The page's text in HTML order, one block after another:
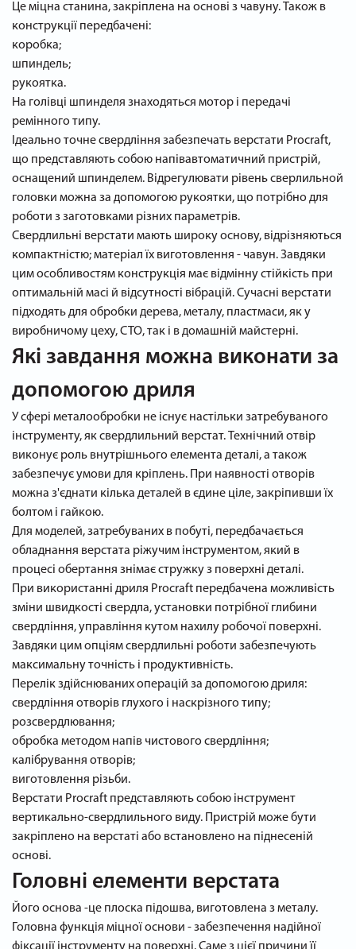
Це міцна станина, закріплена на основі з чавуну. Також в
конструкції передбачені:
коробка;
шпиндель;
рукоятка.
На голівці шпинделя знаходяться мотор і передачі
ремінного типу.
Ідеально точне свердління забезпечать верстати Procraft,
що представляють собою напівавтоматичний пристрій,
оснащений шпинделем. Відрегулювати рівень сверлильной
головки можна за допомогою рукоятки, що потрібно для
роботи з заготовками різних параметрів.
Свердлильні верстати мають широку основу, відрізняються
компактністю; матеріал їх виготовлення - чавун. Завдяки
цим особливостям конструкція має відмінну стійкість при
оптимальній масі й відсутності вібрацій. Сучасні верстати
підходять для обробки дерева, металу, пластмаси, як у
виробничому цеху, СТО, так і в домашній майстерні.
Які завдання можна виконати за
допомогою дриля
У сфері металообробки не існує настільки затребуваного
інструменту, як свердлильний верстат. Технічний отвір
виконує роль внутрішнього елемента деталі, а також
забезпечує умови для кріплень. При наявності отворів
можна з'єднати кілька деталей в єдине ціле, закріпивши їх
болтом і гайкою.
Для моделей, затребуваних в побуті, передбачається
обладнання верстата ріжучим інструментом, який в
процесі обертання знімає стружку з поверхні деталі.
При використанні дриля Procraft передбачена можливість
зміни швидкості свердла, установки потрібної глибини
свердління, управління кутом нахилу робочої поверхні.
Завдяки цим опціям свердлильні роботи забезпечують
максимальну точність і продуктивність.
Перелік здійснюваних операцій за допомогою дриля:
свердління отворів глухого і наскрізного типу;
розсвердлювання;
обробка методом напів чистового свердління;
калібрування отворів;
виготовлення різьби.
Верстати Procraft представляють собою інструмент
вертикально-свердлильного виду. Пристрій може бути
закріплено на верстаті або встановлено на піднесеній
основі.
Головні елементи верстата
Його основа -це плоска підошва, виготовлена з металу.
Головна функція міцної основи - забезпечення надійної